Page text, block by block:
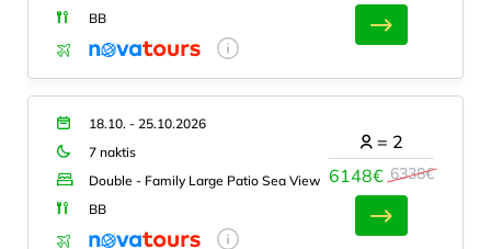
BB
18.10. - 25.10.2026
7 naktis
Double - Family Large Patio Sea View
BB
6148€ 6338€
= 2